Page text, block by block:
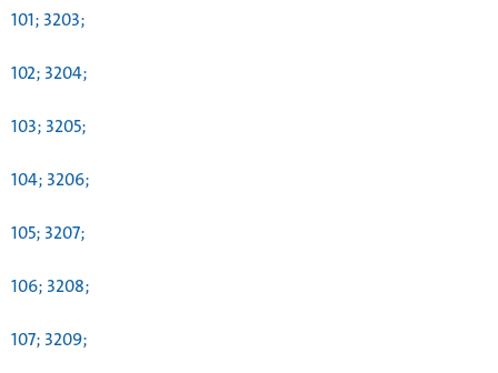
101; 3203;
102; 3204;
103; 3205;
104; 3206;
105; 3207;
106; 3208;
107; 3209;